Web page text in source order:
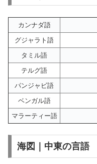
カンナダ語
グジャラト語
タミル語
テルグ語
パンジャビ語
ベンガル語
マラーティー語
海図｜中東の言語